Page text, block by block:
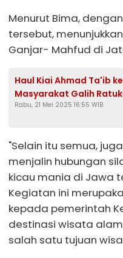
Menurut Bima,
tersebut,
Ganjar- Mahfud di
Haul Kiai Ahmad Ta'ib
Masyarakat Galih
Perbanyak Sedekah
Rabu, 21 Mei 2025 16:55 WIB
"Selain itu semua,
menjalin hubungan
kicau mania di Jawa
Kegiatan ini
kepada pemerintah
destinasi wisata
salah satu tujuan